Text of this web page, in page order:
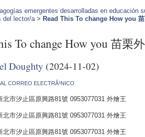
emergentes desarrolladas en educación
del lector/a> Read This To change How you
To change How you 苗栗
Doughty (2024-11-02)
CORREO ELECTRÃ³NICO
北市汐止區原興路81號 0953077031 外燴王
北市汐止區原興路81號 0953077031 外燴王
北市汐止區原興路81號 0953077031 外燴王